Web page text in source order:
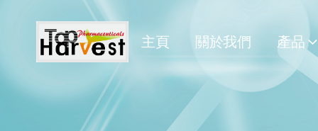
主頁 關於我們 產品